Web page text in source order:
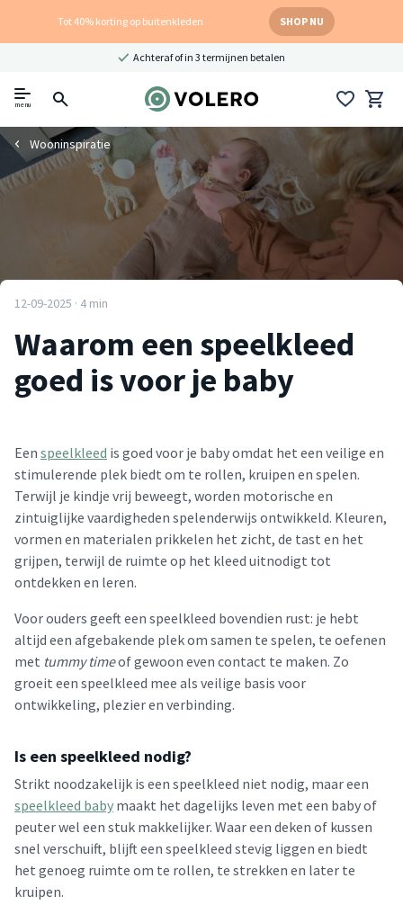
Tot 40% korting op buitenkleden SHOP NU
Achteraf of in 3 termijnen betalen
menu
Wooninspiratie
12-09-2025 · 4 min
Waarom een speelkleed
goed is voor je baby
Een speelkleed is goed voor je baby omdat het een veilige en
stimulerende plek biedt om te rollen, kruipen en spelen.
Terwijl je kindje vrij beweegt, worden motorische en
zintuiglijke vaardigheden spelenderwijs ontwikkeld. Kleuren,
vormen en materialen prikkelen het zicht, de tast en het
grijpen, terwijl de ruimte op het kleed uitnodigt tot
ontdekken en leren.
Voor ouders geeft een speelkleed bovendien rust: je hebt
altijd een afgebakende plek om samen te spelen, te oefenen
met tummy timeof gewoon even contact te maken. Zo
groeit een speelkleed mee als veilige basis voor
ontwikkeling, plezier en verbinding.
Is een speelkleed nodig?
Strikt noodzakelijk is een speelkleed niet nodig, maar een
speelkleed baby maakt het dagelijks leven met een baby of
peuter wel een stuk makkelijker. Waar een deken of kussen
snel verschuift, blijft een speelkleed stevig liggen en biedt
het genoeg ruimte om te rollen, te strekken en later te
kruipen.